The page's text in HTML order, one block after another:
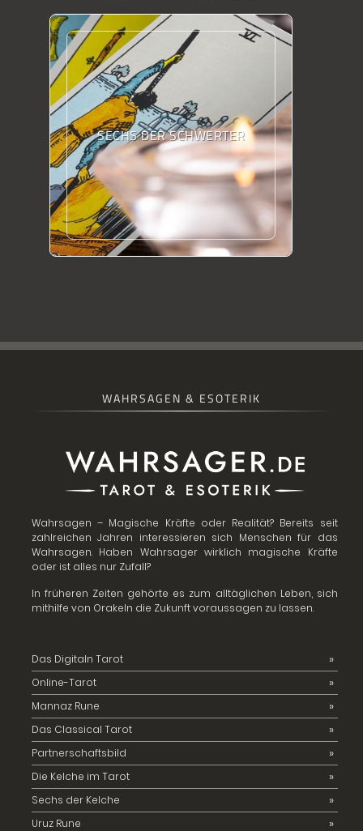
SECHS DER SCHWERTER
WAHRSAGEN & ESOTERIK
Wahrsagen – Magische Kräfte oder Realität? Bereits seit
zahlreichen Jahren interessieren sich Menschen für das
Wahrsagen. Haben Wahrsager wirklich magische Kräfte
oder ist alles nur Zufall?
In früheren Zeiten gehörte es zum alltäglichen Leben, sich
mithilfe von Orakeln die Zukunft voraussagen zu lassen.
Das Digitaln Tarot
Online-Tarot
Mannaz Rune
Das Classical Tarot
Partnerschaftsbild
Die Kelche im Tarot
Sechs der Kelche
Uruz Rune